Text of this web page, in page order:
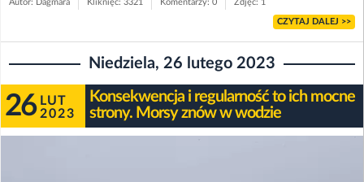
CZYTAJ DALEJ >>
Niedziela, 26 lutego 2023
26 LUT
2023
Konsekwencja i regularność to ich mocne
strony. Morsy znów w wodzie